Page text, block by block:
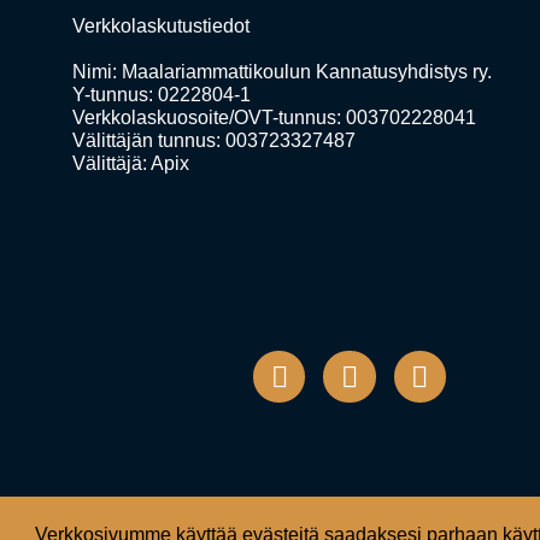
Verkkosivumme käyttää evästeitä saadaksesi parhaan
Verkkolaskutustiedot
Nimi: Maalariammattikoulun Kannatusyhdistys ry.
Y-tunnus: 0222804-1
Verkkolaskuosoite/OVT-tunnus: 003702228041
Välittäjän tunnus: 003723327487
Välittäjä: Apix